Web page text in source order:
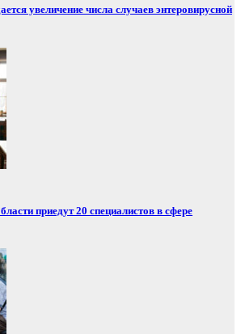
увеличение числа случаев энтеровирусной
приедут 20 специалистов в сфере